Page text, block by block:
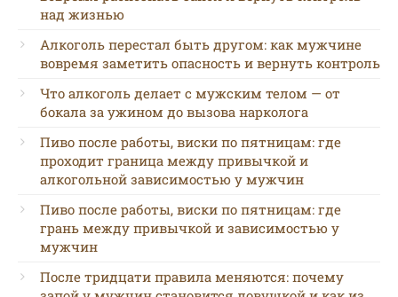
над жизнью
Алкоголь перестал быть другом: как мужчине
вовремя заметить опасность и вернуть контроль
Что алкоголь делает с мужским телом — от
бокала за ужином до вызова нарколога
Пиво после работы, виски по пятницам: где
проходит граница между привычкой и
алкогольной зависимостью у мужчин
Пиво после работы, виски по пятницам: где
грань между привычкой и зависимостью у
мужчин
После тридцати правила меняются: почему